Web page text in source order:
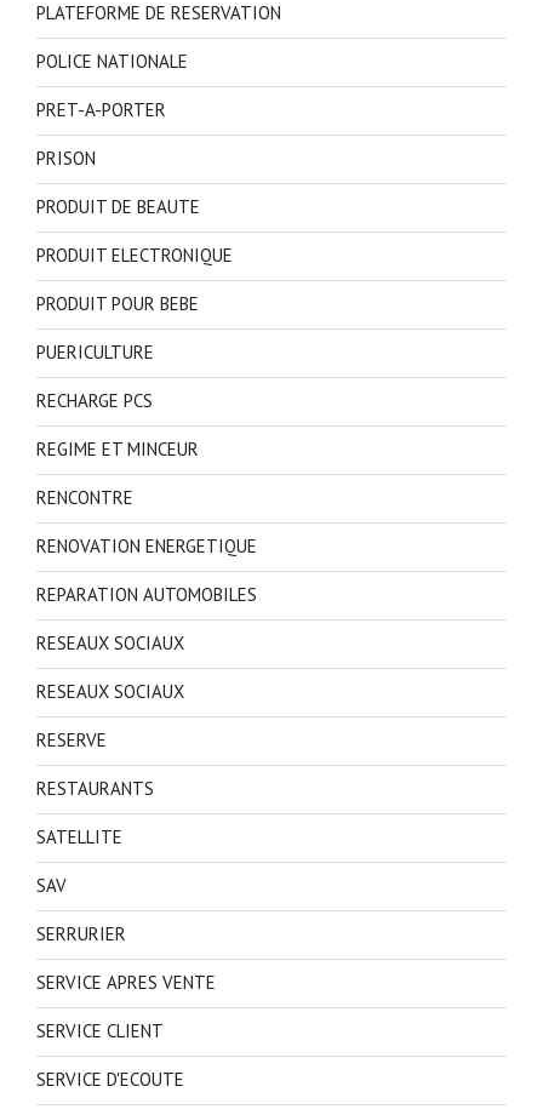
PLATEFORME DE RESERVATION
POLICE NATIONALE
PRET-A-PORTER
PRISON
PRODUIT DE BEAUTE
PRODUIT ELECTRONIQUE
PRODUIT POUR BEBE
PUERICULTURE
RECHARGE PCS
REGIME ET MINCEUR
RENCONTRE
RENOVATION ENERGETIQUE
REPARATION AUTOMOBILES
RESEAUX SOCIAUX
RESEAUX SOCIAUX
RESERVE
RESTAURANTS
SATELLITE
SAV
SERRURIER
SERVICE APRES VENTE
SERVICE CLIENT
SERVICE D'ECOUTE